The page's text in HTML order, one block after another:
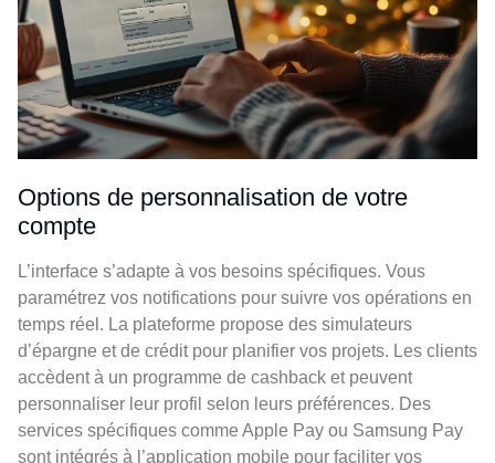
Options de personnalisation de votre
compte
L’interface s’adapte à vos besoins spécifiques. Vous
paramétrez vos notifications pour suivre vos opérations en
temps réel. La plateforme propose des simulateurs
d’épargne et de crédit pour planifier vos projets. Les clients
accèdent à un programme de cashback et peuvent
personnaliser leur profil selon leurs préférences. Des
services spécifiques comme Apple Pay ou Samsung Pay
sont intégrés à l’application mobile pour faciliter vos